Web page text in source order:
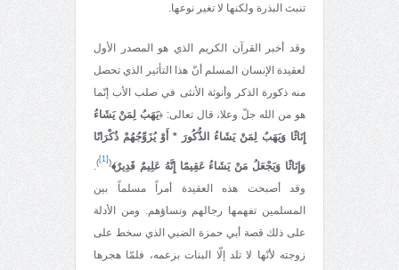
تنبث البذرة ولكنها لا تغير نوعها.
وقد أخبر القرآن الكريم الذي هو المصدر الأول
لعقيدة الإنسان المسلم أنّ هذا التأثير الذي تحصل
منه ذكورة الذكر وأنوثة الأنثی في صلب الأب إنّما
هو من الله جلّ وعلا، قال تعالى: ﴿يَهَبُ لِمَنْ يَشَاءُ
إِنَاثًا وَيَهَبُ لِمَنْ يَشَاءُ الذُّكُورَ * أَوْ يُزَوِّجُهُمْ ذُكْرَانًا
وَإِنَاثًا وَيَجْعَلُ مَنْ يَشَاءُ عَقِيمًا إِنَّهُ عَلِيمٌ قَدِيرٌ﴾(
[1]
)
.
وقد أصبحت هذه العقيدة أمراً مسلماً بين
المسلمين تفهمها رجالهم ونساؤهم. ومن الأدلة
على ذلك قصة أبي حمزة الضبي الذي سخط على
زوجته لأنّها لا تلد إلّا البنات بزعمه، فلمّا هجرها